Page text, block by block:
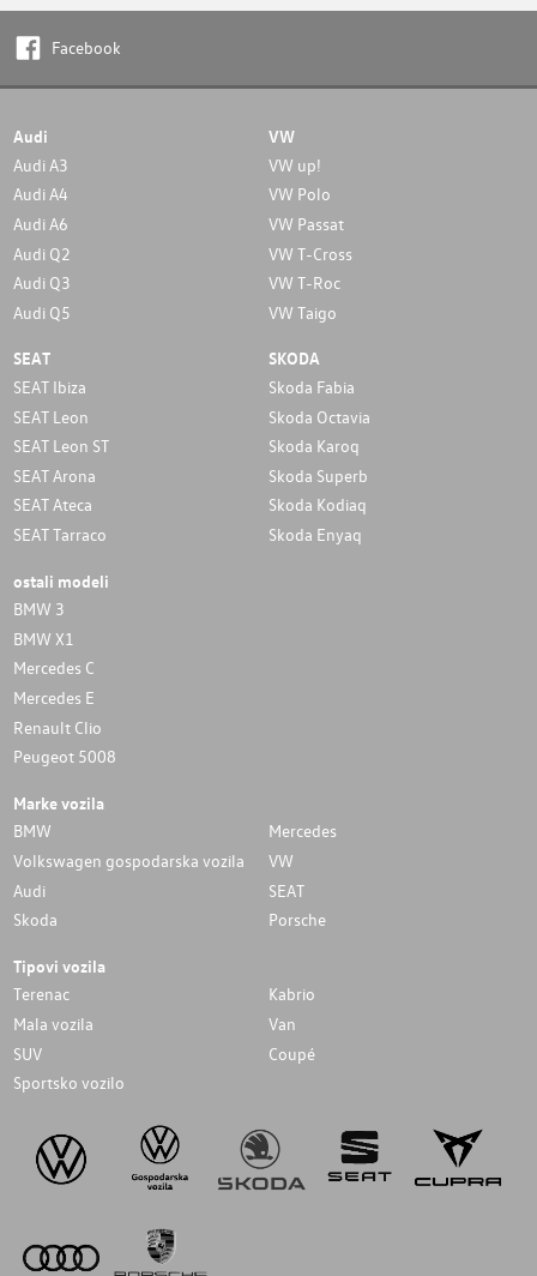
Facebook
Audi
Audi A3
Audi A4
Audi A6
Audi Q2
Audi Q3
Audi Q5
VW
VW up!
VW Polo
VW Passat
VW T-Cross
VW T-Roc
VW Taigo
SEAT
SEAT Ibiza
SEAT Leon
SEAT Leon ST
SEAT Arona
SEAT Ateca
SEAT Tarraco
SKODA
Skoda Fabia
Skoda Octavia
Skoda Karoq
Skoda Superb
Skoda Kodiaq
Skoda Enyaq
ostali modeli
BMW 3
BMW X1
Mercedes C
Mercedes E
Renault Clio
Peugeot 5008
Marke vozila
BMW
Mercedes
Volkswagen gospodarska vozila
VW
Audi
SEAT
Skoda
Porsche
Tipovi vozila
Terenac
Kabrio
Mala vozila
Van
SUV
Coupé
Sportsko vozilo